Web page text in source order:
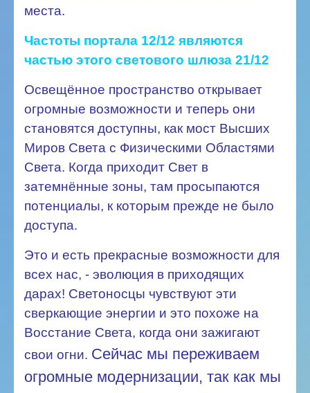
места.
Частоты портала 12/12 являются
частью этого светового шлюза 21/12
Освещённое пространство открывает
огромные возможности и теперь они
становятся доступны, как мост Высших
Миров Света с Физическими Областями
Света. Когда приходит Свет в
затемнённые зоны, там просыпаются
потенциалы, к которым прежде не было
доступа.
Это и есть прекрасные возможности для
всех нас, - эволюция в приходящих
дарах! Светоносцы чувствуют эти
сверкающие энергии и это похоже на
Восстание Света, когда они зажигают
свои огни. Сейчас мы переживаем
огромные модернизации, так как мы